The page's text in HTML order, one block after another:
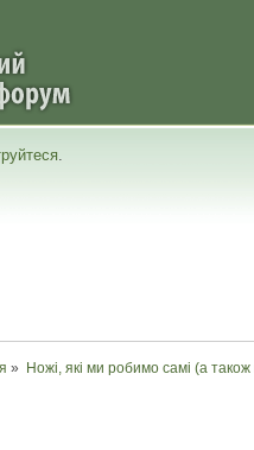
.
» Ножі, які ми робимо самі (а